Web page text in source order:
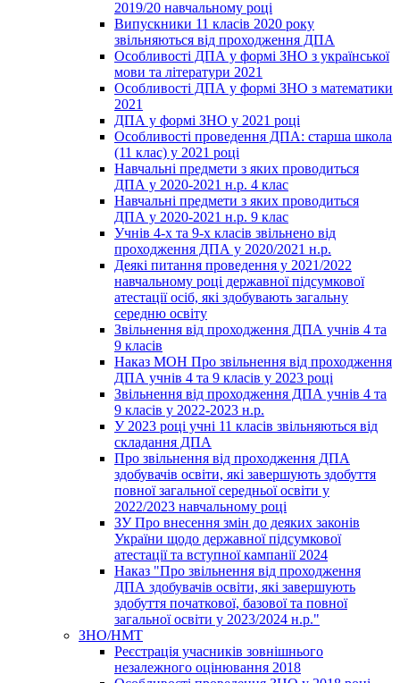
2019/20 навчальному році
Випускники 11 класів 2020 року
звільняються від проходження ДПА
Особливості ДПА у формі ЗНО з української
мови та літератури 2021
Особливості ДПА у формі ЗНО з математики
2021
ДПА у формі ЗНО у 2021 році
Особливості проведення ДПА: старша школа
(11 клас) у 2021 році
Навчальні предмети з яких проводиться
ДПА у 2020-2021 н.р. 4 клас
Навчальні предмети з яких проводиться
ДПА у 2020-2021 н.р. 9 клас
Учнів 4-х та 9-х класів звільнено від
проходження ДПА у 2020/2021 н.р.
Деякі питання проведення у 2021/2022
навчальному році державної підсумкової
атестації осіб, які здобувають загальну
середню освіту
Звільнення від проходження ДПА учнів 4 та
9 класів
Наказ МОН Про звільнення від проходження
ДПА учнів 4 та 9 класів у 2023 році
Звільнення від проходження ДПА учнів 4 та
9 класів у 2022-2023 н.р.
У 2023 році учні 11 класів звільняються від
складання ДПА
Про звільнення від проходження ДПА
здобувачів освіти, які завершують здобуття
повної загальної середньої освіти у
2022/2023 навчальному році
ЗУ Про внесення змін до деяких законів
України щодо державної підсумкової
атестації та вступної кампанії 2024
Наказ "Про звільнення від проходження
ДПА здобувачів освіти, які завершують
здобуття початкової, базової та повної
загальної освіти у 2023/2024 н.р."
ЗНО/НМТ
Реєстрація учасників зовнішнього
незалежного оцінювання 2018